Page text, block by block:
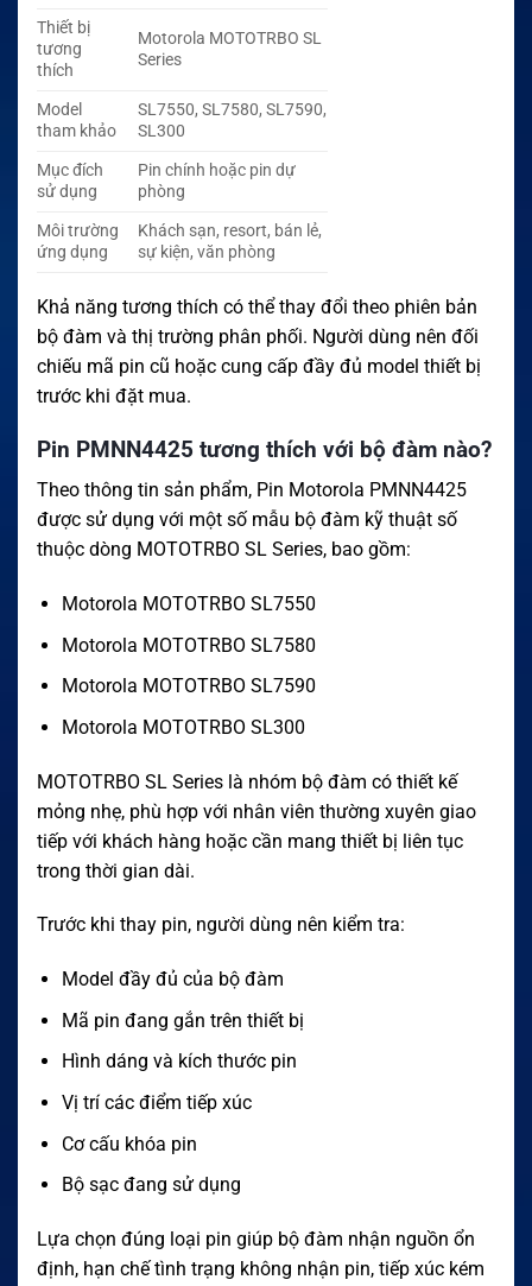
Thiết bị
tương
thích
Motorola MOTOTRBO SL
Series
Model
tham khảo
SL7550, SL7580, SL7590,
SL300
Mục đích
sử dụng
Pin chính hoặc pin dự
phòng
Môi trường
ứng dụng
Khách sạn, resort, bán lẻ,
sự kiện, văn phòng
Khả năng tương thích có thể thay đổi theo phiên bản
bộ đàm và thị trường phân phối. Người dùng nên đối
chiếu mã pin cũ hoặc cung cấp đầy đủ model thiết bị
trước khi đặt mua.
Pin PMNN4425 tương thích với bộ đàm nào?
Theo thông tin sản phẩm, Pin Motorola PMNN4425
được sử dụng với một số mẫu bộ đàm kỹ thuật số
thuộc dòng MOTOTRBO SL Series, bao gồm:
Motorola MOTOTRBO SL7550
Motorola MOTOTRBO SL7580
Motorola MOTOTRBO SL7590
Motorola MOTOTRBO SL300
MOTOTRBO SL Series là nhóm bộ đàm có thiết kế
mỏng nhẹ, phù hợp với nhân viên thường xuyên giao
tiếp với khách hàng hoặc cần mang thiết bị liên tục
trong thời gian dài.
Trước khi thay pin, người dùng nên kiểm tra:
Model đầy đủ của bộ đàm
Mã pin đang gắn trên thiết bị
Hình dáng và kích thước pin
Vị trí các điểm tiếp xúc
Cơ cấu khóa pin
Bộ sạc đang sử dụng
Lựa chọn đúng loại pin giúp bộ đàm nhận nguồn ổn
định, hạn chế tình trạng không nhận pin, tiếp xúc kém